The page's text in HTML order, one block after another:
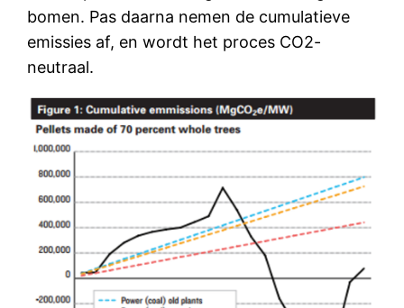
bomen. Pas daarna nemen de cumulatieve
emissies af, en wordt het proces CO2-
neutraal.